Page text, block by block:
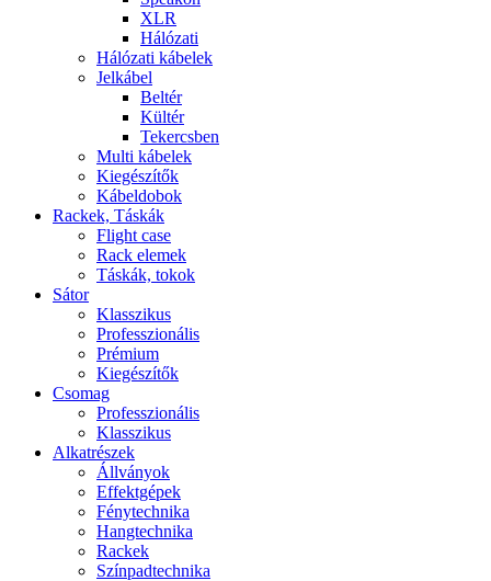
XLR
Hálózati
Hálózati kábelek
Jelkábel
Beltér
Kültér
Tekercsben
Multi kábelek
Kiegészítők
Kábeldobok
Rackek, Táskák
Flight case
Rack elemek
Táskák, tokok
Sátor
Klasszikus
Professzionális
Prémium
Kiegészítők
Csomag
Professzionális
Klasszikus
Alkatrészek
Állványok
Effektgépek
Fénytechnika
Hangtechnika
Rackek
Színpadtechnika